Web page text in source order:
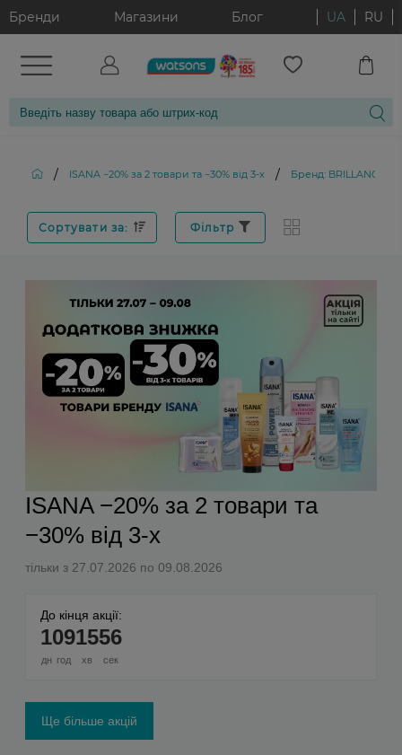
Бренди Магазини Блог UA RU
/ ISANA −20% за 2 товари та −30% від 3-х / Бренд: BRILLANCE
Сортувати за: Фільтр
ISANA −20% за 2 товари та
−30% від 3-х
тільки з 27.07.2026 по 09.08.2026
До кінця акції:
1
дн
09
год
15
хв
55
сек
Ще більше акцій